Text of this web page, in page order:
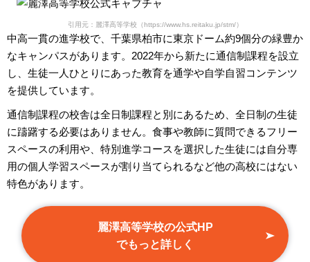
引用元：麗澤高等学校（https://www.hs.reitaku.jp/stm/）
中高一貫の進学校で、千葉県柏市に東京ドーム約9個分の緑豊か
なキャンパスがあります。2022年から新たに通信制課程を設立
し、生徒一人ひとりにあった教育を通学や自学自習コンテンツ
を提供しています。
通信制課程の校舎は全日制課程と別にあるため、全日制の生徒
に躊躇する必要はありません。食事や教師に質問できるフリー
スペースの利用や、特別進学コースを選択した生徒には自分専
用の個人学習スペースが割り当てられるなど他の高校にはない
特色があります。
麗澤高等学校の公式HP
でもっと詳しく